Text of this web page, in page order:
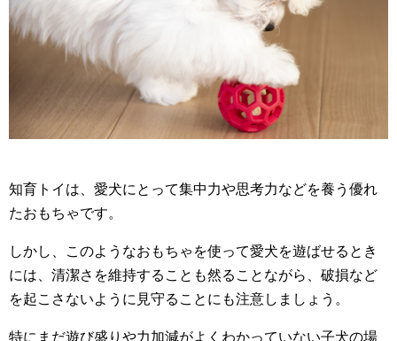
知育トイは、愛犬にとって集中力や思考力などを養う優れ
たおもちゃです。
しかし、このようなおもちゃを使って愛犬を遊ばせるとき
には、清潔さを維持することも然ることながら、破損など
を起こさないように見守ることにも注意しましょう。
特にまだ遊び盛りや力加減がよくわかっていない子犬の場